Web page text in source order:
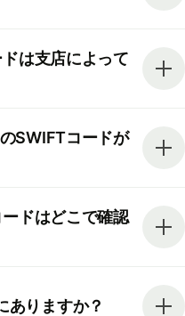
は支店によって
SWIFTコードが
ドはどこで確認
ありますか？